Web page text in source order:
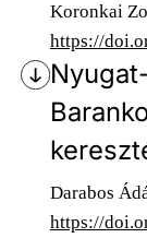
Koronkai
https://
Darabos
https://